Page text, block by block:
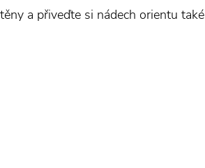
a přiveďte si nádech orientu také